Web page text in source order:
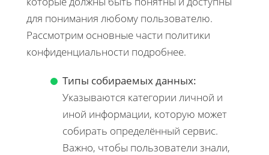
для понимания любому пользователю.
Рассмотрим основные части политики
конфиденциальности подробнее.
Типы собираемых данных:
Указываются категории личной и
иной информации, которую может
собирать определённый сервис.
Важно, чтобы пользователи знали,